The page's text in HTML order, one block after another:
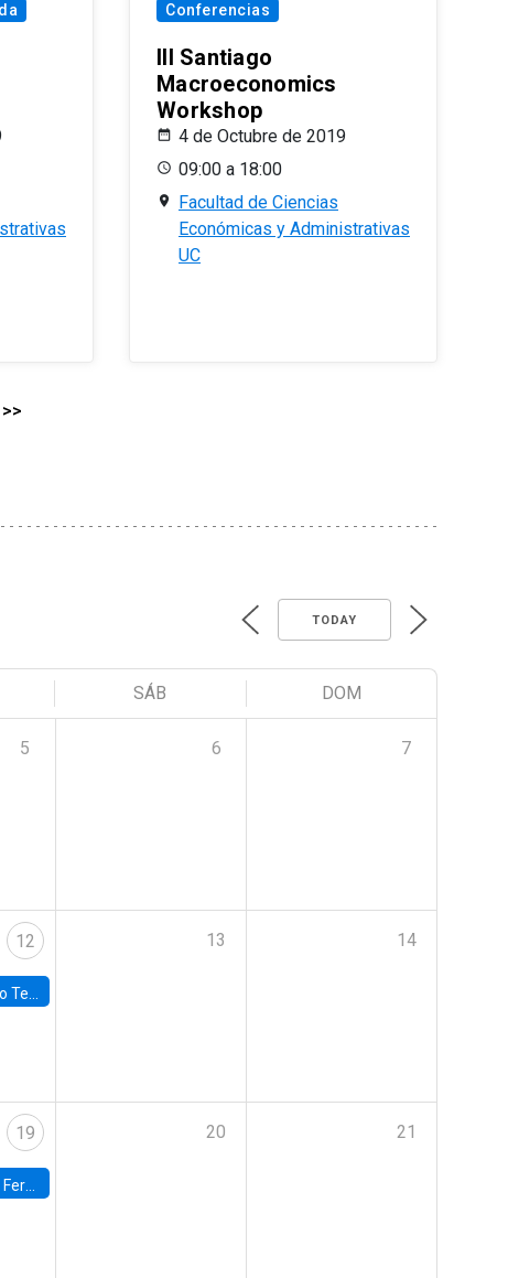
Conferencias
III Santiago
Macroeconomics
Workshop
4 de Octubre de 2019
09:00 a 18:00
Facultad de Ciencias
Económicas y Administrativas
UC
>>
TODAY
SÁB DOM
5 6 7
12
UDP
13 14
19 20 21